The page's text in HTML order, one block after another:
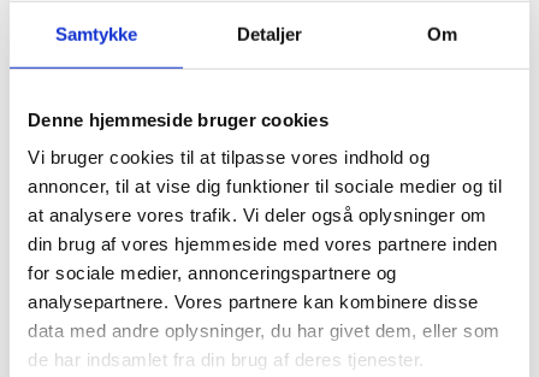
Samtykke Detaljer Om
Denne hjemmeside bruger cookies
Vi bruger cookies til at tilpasse vores indhold og
annoncer, til at vise dig funktioner til sociale medier og til
at analysere vores trafik. Vi deler også oplysninger om
din brug af vores hjemmeside med vores partnere inden
for sociale medier, annonceringspartnere og
analysepartnere. Vores partnere kan kombinere disse
data med andre oplysninger, du har givet dem, eller som
de har indsamlet fra din brug af deres tjenester.
området
Udveksle erfaringer og opbygge netværk
Blive præsenteret for eTwinning og European
samarbejdsplatforme
Foruden de tre studiebesøg vil der også være oplæg,
workshop og netværksaktiviteter.
Som deltager er det forventet, at du deltager aktivt i
diskussionerne og er villig til at dele eventuelle
erfaringer med emnet ”bæredygtighed” i Erasmus+-
projekter.
Se program (PDF)